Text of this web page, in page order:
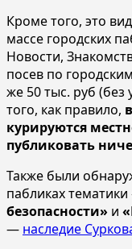
Кроме того, это
массе городских
Новости,
посев по
же 50 тыс. руб (без
того, как правило,
курируются
публиковать
Также были
пабликах тематики
безопасности» и
— наследие